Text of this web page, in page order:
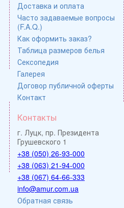
Доставка и оплата
Часто задаваемые вопросы
(F.A.Q.)
Как оформить заказ?
Таблица размеров белья
Сексопедия
Галерея
Договор публичной оферты
Контакт
Контакты
г. Луцк, пр. Президента
Грушевского 1
+38 (050) 26-93-000
+38 (063) 21-94-000
+38 (067) 64-66-333
info@amur.com.ua
Обратная связь